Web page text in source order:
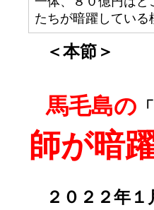
たちが暗躍している
＜本節＞
馬毛島の
師が暗
２０２２年１